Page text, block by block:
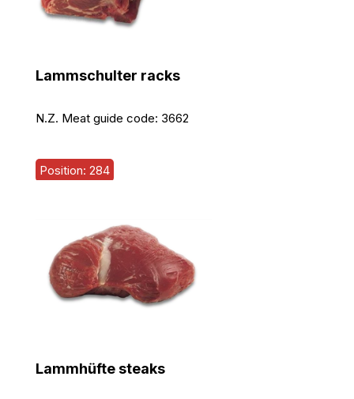
Lammschulter racks
N.Z. Meat guide code: 3662
Position: 284
Lammhüfte steaks